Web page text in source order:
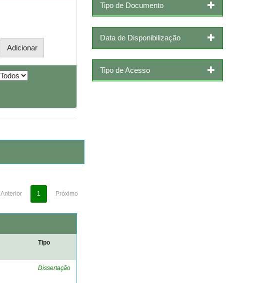
Anterior 1 Próximo
Tipo
Dissertação
Tipo de Documento
Data de Disponibilização
Tipo de Acesso